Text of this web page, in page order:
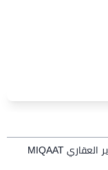
شركة ميقات للتطوير العقاري MIQAAT